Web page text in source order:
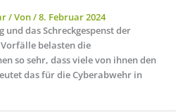
/ Von/8. Februar 2024
das Schreckgespenst der
belasten die
so sehr, dass viele von ihnen den
das für die Cyberabwehr in